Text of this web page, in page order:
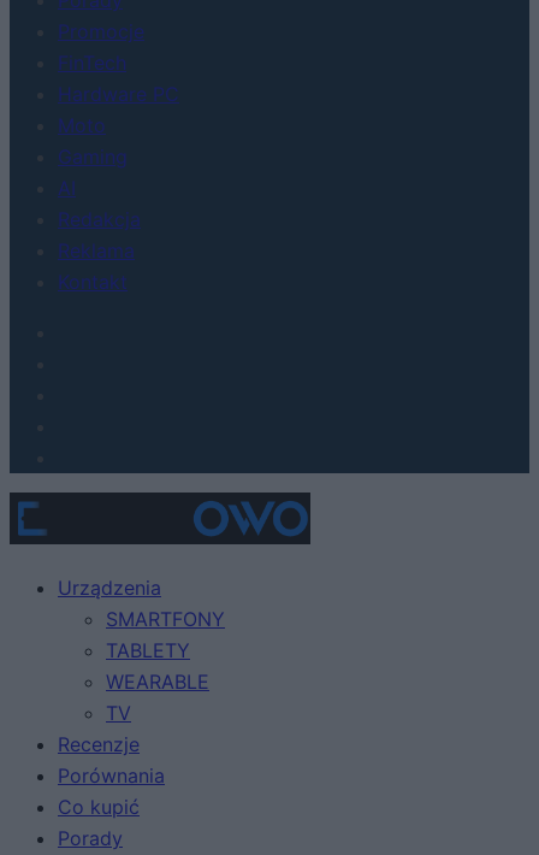
Promocje
FinTech
Hardware PC
Moto
Gaming
AI
Redakcja
Reklama
Kontakt
Urządzenia
SMARTFONY
TABLETY
WEARABLE
TV
Recenzje
Porównania
Co kupić
Porady